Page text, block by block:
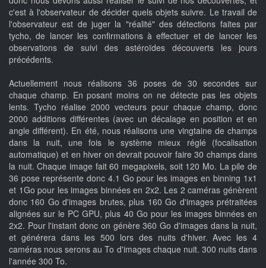
c'est à l'observateur de décider quels objets suivre. Le travail de
l'observateur est de juger la "réalité" des détections faites par
tycho, de lancer les confirmations à effectuer et de lancer les
observations de suivi des astéroïdes découverts les jours
précédents.
Actuellement nous réalisons 36 poses de 30 secondes sur
chaque champ. En posant moins on ne détecte pas les objets
lents. Tycho réalise 2000 vecteurs pour chaque champ, donc
2000 additions différentes (avec un décalage en position et en
angle différent). En été, nous réalisons une vingtaine de champs
dans la nuit, une fois le système mieux réglé (focalisation
automatique) et en hiver on devrait pouvoir faire 30 champs dans
la nuit. Chaque image fait 60 megapixels, soit 120 Mo. La pile de
36 pose représente donc 4.1 Go pour les images en binning 1x1
et 1Go pour les images binnées en 2x2. Les 2 caméras génèrent
donc 160 Go d'images brutes, plus 160 Go d'images prétraitées
alignées sur le PC GPU, plus 40 Go pour les images binnées en
2x2. Pour l'instant donc on génère 360 Go d'images dans la nuit,
et générera dans les 500 lors des nuits d'hiver. Avec les 4
caméras nous serons au To d'images chaque nuit. 300 nuits dans
l'année 300 To.